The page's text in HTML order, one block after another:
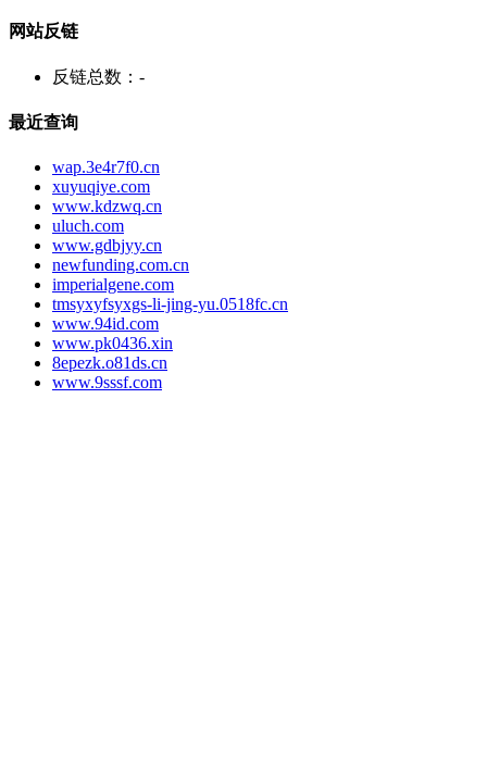
网站反链
反链总数： -
最近查询
wap.3e4r7f0.cn
xuyuqiye.com
www.kdzwq.cn
uluch.com
www.gdbjyy.cn
newfunding.com.cn
imperialgene.com
tmsyxyfsyxgs-li-jing-yu.0518fc.cn
www.94id.com
www.pk0436.xin
8epezk.o81ds.cn
www.9sssf.com